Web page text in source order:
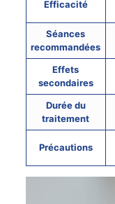
Efficacité
Séances
recommandées
Effets
secondaires
Durée du
traitement
Précautions